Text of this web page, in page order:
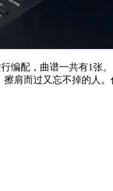
行编配，曲谱一共有1
肩而过又忘不掉的人